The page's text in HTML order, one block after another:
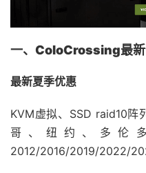
一、ColoCrossing最新
最新夏季优惠
KVM虚拟、SSD raid10阵
哥、纽约、多伦多
2012/2016/2019/2022/